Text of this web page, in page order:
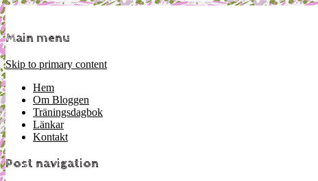
Militärmamman
Mamma, militär och märkbart obekväm
Main menu
Skip to primary content
Hem
Om Bloggen
Träningsdagbok
Länkar
Kontakt
Post navigation